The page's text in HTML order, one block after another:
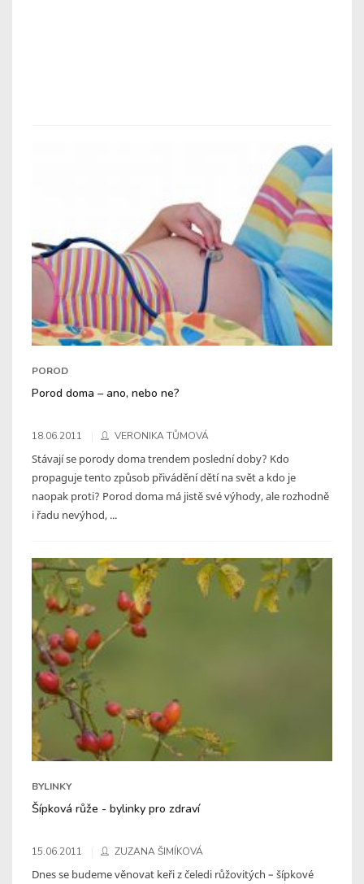
POROD
Porod doma – ano, nebo ne?
18.06.2011 VERONIKA TŮMOVÁ
Stávají se porody doma trendem poslední doby? Kdo
propaguje tento způsob přivádění dětí na svět a kdo je
naopak proti? Porod doma má jistě své výhody, ale rozhodně
i řadu nevýhod, ...
BYLINKY
Šípková růže - bylinky pro zdraví
15.06.2011 ZUZANA ŠIMÍKOVÁ
Dnes se budeme věnovat keři z čeledi růžovitých – šípkové